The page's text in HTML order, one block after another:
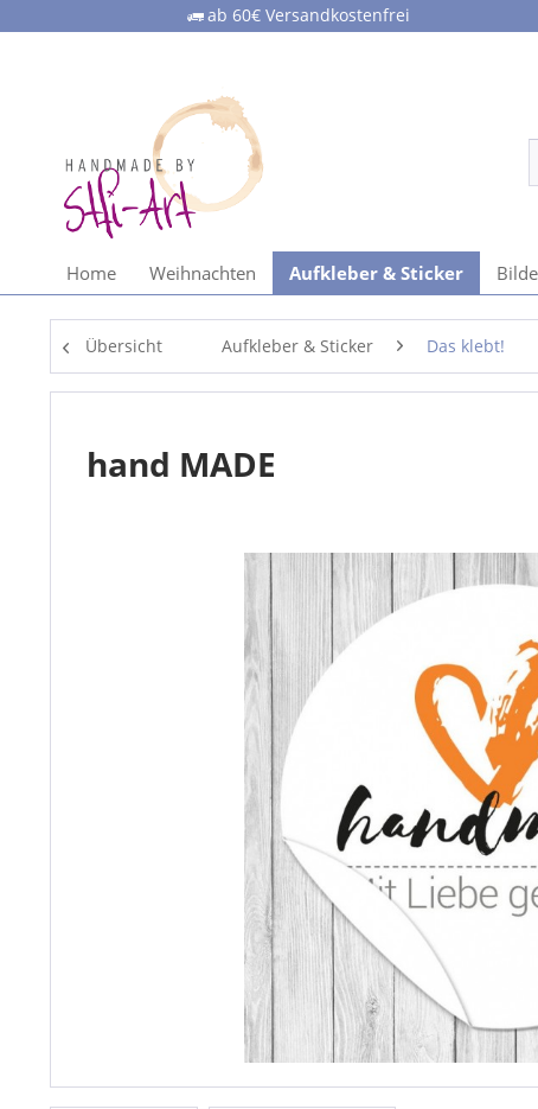
ab 60€ Versandkostenfrei
Home Weihnachten Aufkleber & Sticker
Übersicht Aufkleber & Sticker Das klebt!
hand MADE